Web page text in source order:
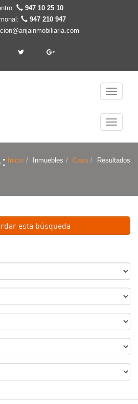
947 10 25 10
947 210 947
Cambiar
Cambiar
Inicio Inmuebles Casa Resultados
esta búsqueda